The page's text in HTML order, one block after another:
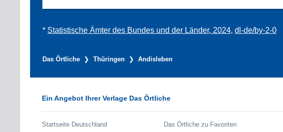
* Statistische Ämter des Bundes und der Länder, 2024, dl-de/by-2-0
Das Örtliche Thüringen Andisleben
Ein Angebot Ihrer Verlage Das Örtliche
Startseite Deutschland Das Örtliche zu Favoriten